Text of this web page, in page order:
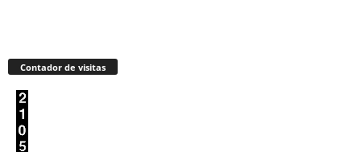
Contador de visitas